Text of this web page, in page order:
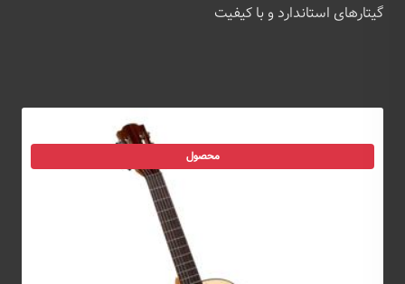
گیتارهای استاندارد و با کیفیت
محصول